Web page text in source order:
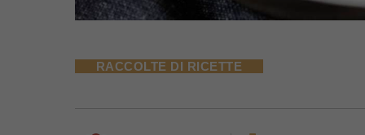
RACCOLTE DI RICETTE